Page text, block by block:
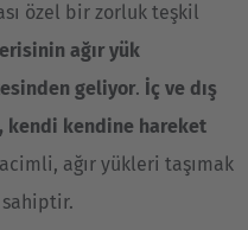
özel bir zorluk teşkil
ağır yük
geliyor. İç ve dış
kendi kendine hareket
ağır yükleri taşımak
sahiptir.